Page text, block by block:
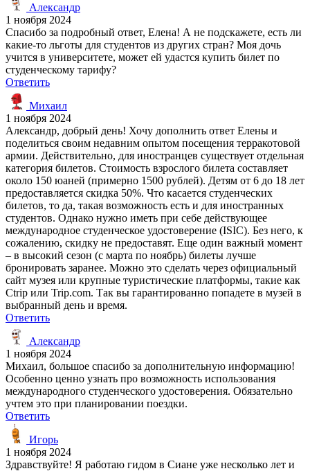
Александр
1 ноября 2024
Спасибо за подробный ответ, Елена! А не подскажете, есть ли
какие-то льготы для студентов из других стран? Моя дочь
учится в университете, может ей удастся купить билет по
студенческому тарифу?
Ответить
Михаил
1 ноября 2024
Александр, добрый день! Хочу дополнить ответ Елены и
поделиться своим недавним опытом посещения терракотовой
армии. Действительно, для иностранцев существует отдельная
категория билетов. Стоимость взрослого билета составляет
около 150 юаней (примерно 1500 рублей). Детям от 6 до 18 лет
предоставляется скидка 50%. Что касается студенческих
билетов, то да, такая возможность есть и для иностранных
студентов. Однако нужно иметь при себе действующее
международное студенческое удостоверение (ISIC). Без него, к
сожалению, скидку не предоставят. Еще один важный момент
– в высокий сезон (с марта по ноябрь) билеты лучше
бронировать заранее. Можно это сделать через официальный
сайт музея или крупные туристические платформы, такие как
Ctrip или Trip.com. Так вы гарантированно попадете в музей в
выбранный день и время.
Ответить
Александр
1 ноября 2024
Михаил, большое спасибо за дополнительную информацию!
Особенно ценно узнать про возможность использования
международного студенческого удостоверения. Обязательно
учтем это при планировании поездки.
Ответить
Игорь
1 ноября 2024
Здравствуйте! Я работаю гидом в Сиане уже несколько лет и